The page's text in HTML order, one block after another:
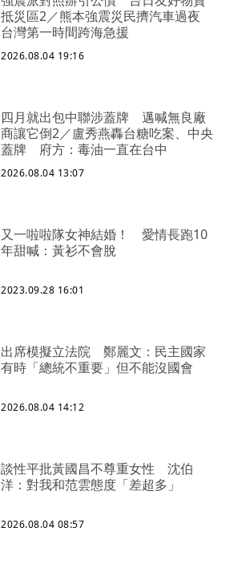
抵災區2／熊本強震災民擠汽車過夜
台灣第一時間跨海急援
2026.08.04 19:16
四月就出包中聯涉蓋牌 邁喊無良廠
商讓它倒2／盧秀燕轟台糖吃案、中央
蓋牌 府方：毒油一直在台中
2026.08.04 13:07
又一啦啦隊女神結婚！ 愛情長跑10
年甜喊：黃衫不會脫
2023.09.28 16:01
出席模擬立法院 鄭麗文：民主國家
有時「總統不重要」但不能沒國會
2026.08.04 14:12
談性平批黃國昌不尊重女性 沈伯
洋：對我和范雲態度「差超多」
2026.08.04 08:57